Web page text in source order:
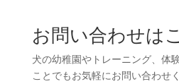
お問い合わせは
犬の幼稚園やトレーニング、体
ことでもお気軽にお問い合わせ